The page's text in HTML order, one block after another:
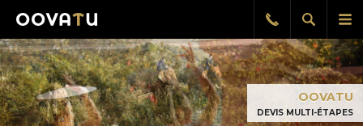
le
Afficher
la
Rappel
gratuit
OOVATU
DEVIS MULTI-ÉTAPES